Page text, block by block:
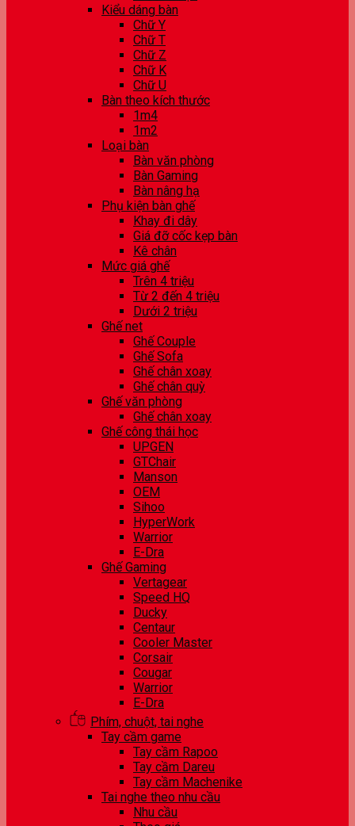
Kiểu dáng bàn
Chữ Y
Chữ T
Chữ Z
Chữ K
Chữ U
Bàn theo kích thước
1m4
1m2
Loại bàn
Bàn văn phòng
Bàn Gaming
Bàn nâng hạ
Phụ kiện bàn ghế
Khay đi dây
Giá đỡ cốc kẹp bàn
Kê chân
Mức giá ghế
Trên 4 triệu
Từ 2 đến 4 triệu
Dưới 2 triệu
Ghế net
Ghế Couple
Ghế Sofa
Ghế chân xoay
Ghế chân quỳ
Ghế văn phòng
Ghế chân xoay
Ghế công thái học
UPGEN
GTChair
Manson
OEM
Sihoo
HyperWork
Warrior
E-Dra
Ghế Gaming
Vertagear
Speed HQ
Ducky
Centaur
Cooler Master
Corsair
Cougar
Warrior
E-Dra
Phím, chuột, tai nghe
Tay cầm game
Tay cầm Rapoo
Tay cầm Dareu
Tay cầm Machenike
Tai nghe theo nhu cầu
Nhu cầu